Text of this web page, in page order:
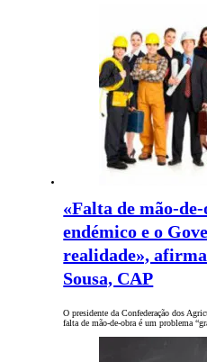
«Falta de mão-
endémico e o
realidade»,
Sousa, CAP
O presidente da Confederação dos
falta de mão-de-obra é um problema